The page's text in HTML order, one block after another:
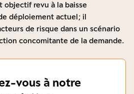
objectif revu à la baisse
déploiement actuel ; il
de risque dans un scénario
concomitante de la demande.
vous à notre